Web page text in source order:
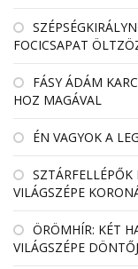
FOCICSAPAT
FÁSY ÁDÁM
HOZ MAGÁVAL
ÉN VAGYOK A
SZTÁRFELLÉPŐK
VILÁGSZÉPE
ÖRÖMHÍR: KÉT
VILÁGSZÉPE